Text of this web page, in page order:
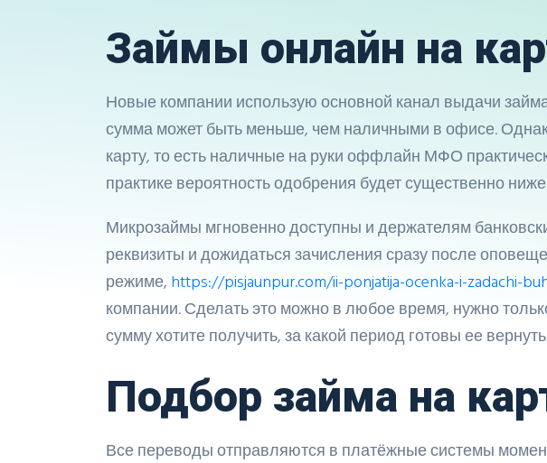
Займы онлайн на
Новые компании использую основной канал выдачи
сумма может быть меньше, чем наличными в офисе.
карту, то есть наличные на руки оффлайн МФО
практике вероятность одобрения будет существенно
Микрозаймы мгновенно доступны и держателям
реквизиты и дожидаться зачисления сразу после
режиме, https://pisjaunpur.com/ii-ponjatija-ocenka-i-zadachi-
компании. Сделать это можно в любое время, нужно
сумму хотите получить, за какой период готовы ее
Подбор займа на
Все переводы отправляются в платёжные системы